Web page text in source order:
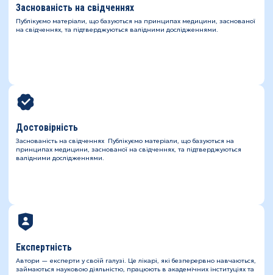
Заснованість на свідченнях
Публікуємо матеріали, що базуються на принципах медицини, заснованої
на свідченнях, та підтверджуються валідними дослідженнями.
Достовірність
Заснованість на свідченнях Публікуємо матеріали, що базуються на
принципах медицини, заснованої на свідченнях, та підтверджуються
валідними дослідженнями.
Експертність
Автори — експерти у своїй галузі. Це лікарі, які безперервно навчаються,
займаються науковою діяльністю, працюють в академічних інституціях та